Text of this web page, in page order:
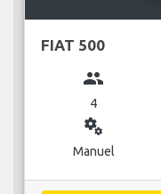
FIAT 500
group
4
miscellaneous_services
Manuel